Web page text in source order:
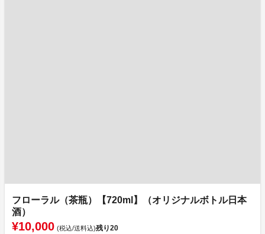
フローラル（茶瓶）【720ml】（オリジナルボトル日本
酒）
¥10,000 (税込/送料込)残り20